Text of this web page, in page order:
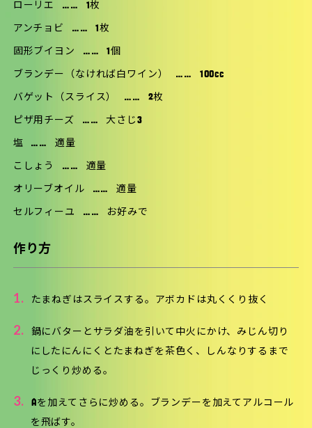
ローリエ …… 1枚
アンチョビ …… 1枚
固形ブイヨン …… 1個
ブランデー（なければ白ワイン） …… 100cc
バゲット（スライス） …… 2枚
ピザ用チーズ …… 大さじ3
塩 …… 適量
こしょう …… 適量
オリーブオイル …… 適量
セルフィーユ …… お好みで
作り方
1. たまねぎはスライスする。アボカドは丸くくり抜く
2.
鍋にバターとサラダ油を引いて中火にかけ、みじん切り
にしたにんにくとたまねぎを茶色く、しんなりするまで
じっくり炒める。
3.
Aを加えてさらに炒める。ブランデーを加えてアルコール
を飛ばす。